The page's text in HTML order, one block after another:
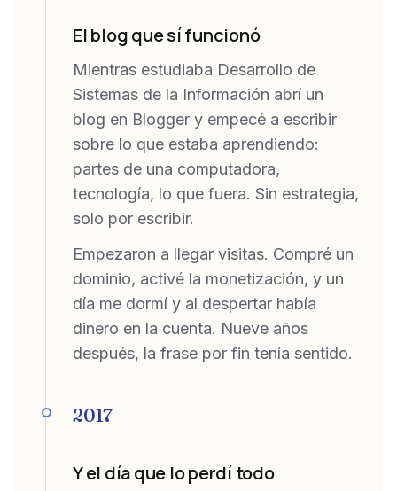
El blog que sí funcionó
Mientras estudiaba Desarrollo de
Sistemas de la Información abrí un
blog en Blogger y empecé a escribir
sobre lo que estaba aprendiendo:
partes de una computadora,
tecnología, lo que fuera. Sin estrategia,
solo por escribir.
Empezaron a llegar visitas. Compré un
dominio, activé la monetización, y un
día me dormí y al despertar había
dinero en la cuenta. Nueve años
después, la frase por fin tenía sentido.
2017
Y el día que lo perdí todo